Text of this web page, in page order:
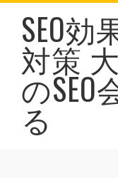
Skip
contentSEO効
対策
のSEO
る